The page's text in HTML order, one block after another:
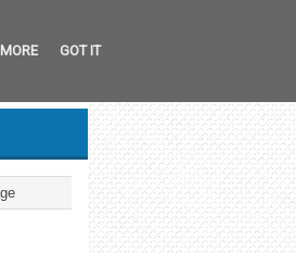
GOT IT